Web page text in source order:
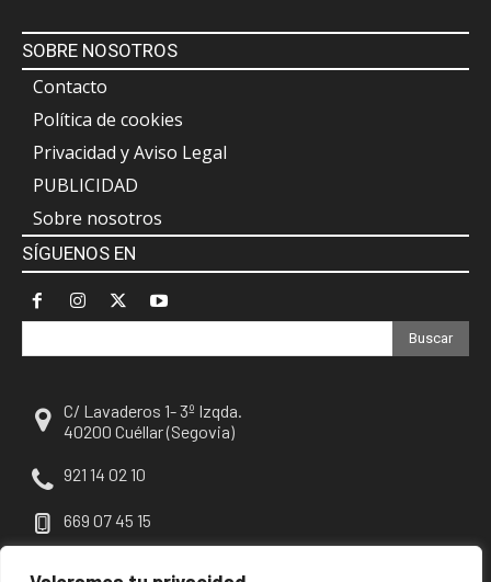
SOBRE NOSOTROS
Contacto
Política de cookies
Privacidad y Aviso Legal
PUBLICIDAD
Sobre nosotros
SÍGUENOS EN
Buscar
C/ Lavaderos 1- 3º Izqda.
40200 Cuéllar (Segovia)
921 14 02 10
669 07 45 15